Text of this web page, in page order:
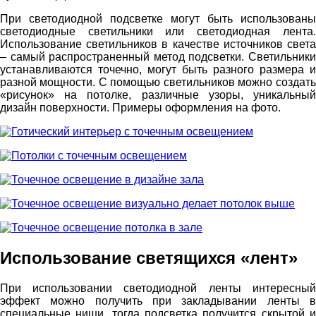
При светодиодной подсветке могут быть использованы
светодиодные светильники или светодиодная лента.
Использование светильников в качестве источников света
– самый распространенный метод подсветки. Светильники
устанавливаются точечно, могут быть разного размера и
разной мощности. С помощью светильников можно создать
«рисунок» на потолке, различные узоры, уникальный
дизайн поверхности. Примеры оформления на фото.
Использование светящихся «лент»
При использовании светодиодной ленты интересный
эффект можно получить при закладывании ленты в
специальные ниши, тогда подсветка получится скрытой и